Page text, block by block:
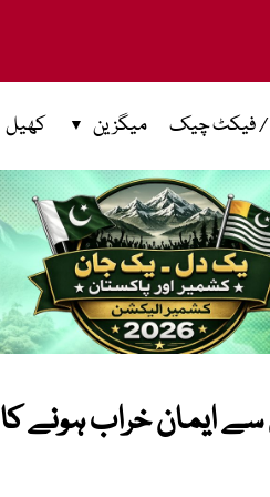
/ فیکٹ چیک میگزین کھیل
سے ایمان خراب ہونے کا